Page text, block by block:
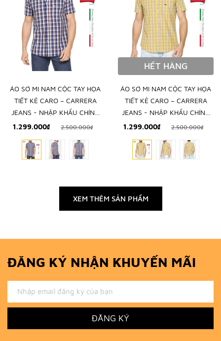
ÁO SƠ MI NAM CỘC TAY HỌA
TIẾT KẺ CARO – CARRERA
JEANS - NHẬP KHẨU CHÍNH
NGẠCH TỪ Ý
1.299.000₫ 2.500.000₫
HẾT HÀNG
ÁO SƠ MI NAM CỘC TAY HỌA
TIẾT KẺ CARO – CARRERA
JEANS - NHẬP KHẨU CHÍNH
NGẠCH TỪ Ý
1.299.000₫ 2.500.000₫
XEM THÊM SẢN PHẨM
ĐĂNG KÝ NHẬN KHUYẾN MÃI
ĐĂNG KÝ